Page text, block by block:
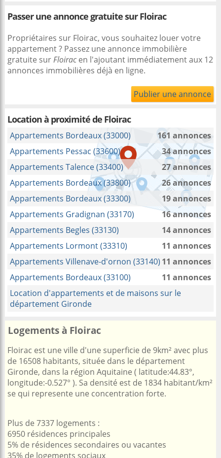
Passer une annonce gratuite sur Floirac
Propriétaires sur Floirac, vous souhaitez louer votre
appartement ? Passez une annonce immobilière
gratuite surFloirac en l'ajoutant immédiatement aux 12
annonces immobilières déjà en ligne.
Publier une annonce
Location à proximitéde Floirac
Appartements Bordeaux (33000)
161 annonces
Appartements Pessac (33600)
34 annonces
Appartements Talence (33400)
27 annonces
Appartements Bordeaux (33800)
26 annonces
Appartements Bordeaux (33300)
19 annonces
Appartements Gradignan (33170)
16 annonces
Appartements Begles (33130)
14 annonces
Appartements Lormont (33310)
11 annonces
Appartements Villenave-d'ornon (33140) 11 annonces
Appartements Bordeaux (33100)
11 annonces
Location d'appartements et de maisons sur le
département Gironde
Logements à Floirac
Floirac est une ville d'une superficie de 9km² avec plus
de 16508 habitants, située dans le département
Gironde, dans la région Aquitaine ( latitude:44.83°,
longitude:-0.527° ). Sa densité est de 1834 habitant/km²
se qui represente une concentration forte.
Plus de 7337 logements :
6950 résidences principales
5% de résidences secondaires ou vacantes
35% de logements sociaux